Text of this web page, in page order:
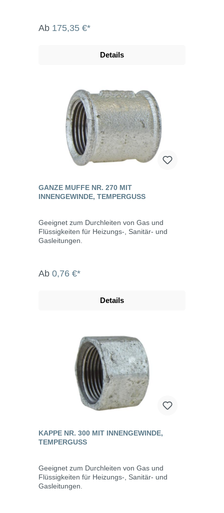
Ab 175,35 €*
Details
GANZE MUFFE NR. 270 MIT
INNENGEWINDE, TEMPERGUSS
Geeignet zum Durchleiten von Gas und
Flüssigkeiten für Heizungs-, Sanitär- und
Gasleitungen.
Ab 0,76 €*
Details
KAPPE NR. 300 MIT INNENGEWINDE,
TEMPERGUSS
Geeignet zum Durchleiten von Gas und
Flüssigkeiten für Heizungs-, Sanitär- und
Gasleitungen.